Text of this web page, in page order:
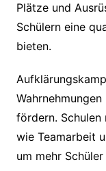
Plätze und
Schülern eine
bieten.
fördern. Schulen
wie Teamarbeit
um mehr